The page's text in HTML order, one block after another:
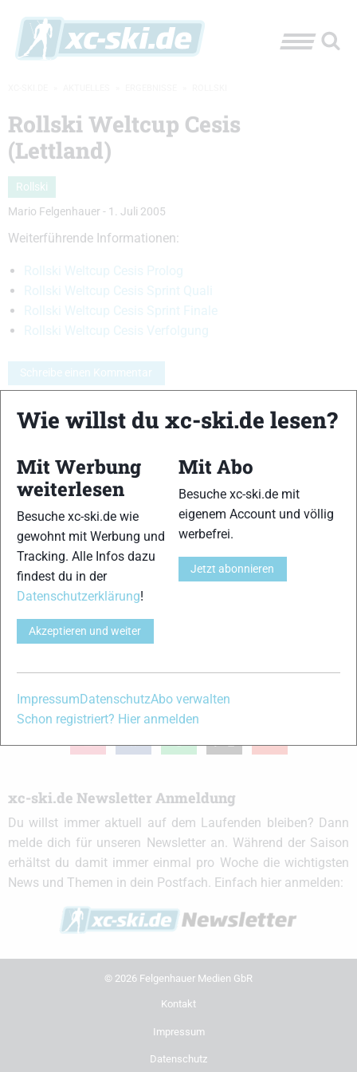
Rollski Weltcup Cesis
(Lettland)
Rollski
Mario Felgenhauer - 1. Juli 2005
Weiterführende Informationen:
Rollski Weltcup Cesis Prolog
Rollski Weltcup Cesis Sprint Quali
Rollski Weltcup Cesis Sprint Finale
Rollski Weltcup Cesis Verfolgung
Schreibe einen Kommentar
xc-ski.de ist DAS deutschsprachige Portal mit aktuellen
Kombination, einer Loipendatenbank,Langlauf
und allem was du sonst noch über deine Lieblingssportarten
wissen solltest.
ObSkilanglauf-Anfänger oder Profi-Sportler, wir haben
immer ein offenes Ohr für dich! Du kannst uns jederzeit über
dasKontaktformular erreichen.
Partner
xc-ski.de in Social Media
instagramfacebookspotify
xc-ski.de Newsletter Anmeldung
Du willst immer aktuell auf dem Laufenden bleiben? Dann
melde dich für unseren Newsletter an. Während der Saison
erhältst du damit immer einmal pro Woche die wichtigsten
News und Themen in dein Postfach. Einfach hier anmelden:
© 2026 Felgenhauer Medien GbR
Kontakt
Impressum
Datenschutz
Wie willst du xc-ski.de lesen?
Mit Werbung
weiterlesen
Besuche xc-ski.de wie
gewohnt mit Werbung und
Tracking. Alle Infos dazu
findest du in der
Datenschutzerklärung!
Akzeptieren und weiter
Mit Abo
Besuche xc-ski.de mit
eigenem Account und völlig
werbefrei.
Jetzt abonnieren
ImpressumDatenschutzAbo verwalten
Schon registriert? Hier anmelden